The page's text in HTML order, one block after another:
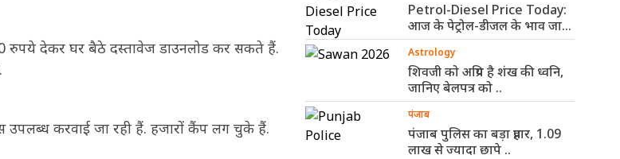
देकर घर बैठे दस्तावेज डाउनलोड कर सकते हैं.
उपलब्ध करवाई जा रही हैं. हजारों कैंप लग चुके हैं.
Petrol-Diesel Price Today:
आज के पेट्रोल-डीजल के भाव जारी,
जानिए ..
Astrology
शिवजी को अप्रिय है शंख की ध्वनि,
जानिए बेलपत्र को ..
पंजाब
पंजाब पुलिस का बड़ा प्रहार, 1.09
लाख से ज्यादा छापे ..